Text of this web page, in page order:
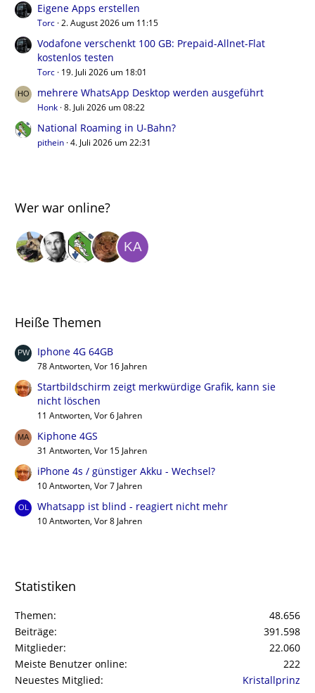
Eigene Apps erstellen
Torc 2. August 2026 um 11:15
Vodafone verschenkt 100 GB: Prepaid-Allnet-Flat
kostenlos testen
Torc 19. Juli 2026 um 18:01
mehrere WhatsApp Desktop werden ausgeführt
Honk 8. Juli 2026 um 08:22
National Roaming in U-Bahn?
pithein 4. Juli 2026 um 22:31
Wer war online?
Heiße Themen
Iphone 4G 64GB
78 Antworten, Vor 16 Jahren
Startbildschirm zeigt merkwürdige Grafik, kann sie
nicht löschen
11 Antworten, Vor 6 Jahren
Kiphone 4GS
31 Antworten, Vor 15 Jahren
iPhone 4s / günstiger Akku - Wechsel?
10 Antworten, Vor 7 Jahren
Whatsapp ist blind - reagiert nicht mehr
10 Antworten, Vor 8 Jahren
Statistiken
Themen
48.656
Beiträge
391.598
Mitglieder
22.060
Meiste Benutzer online
222
Neuestes Mitglied
Kristallprinz